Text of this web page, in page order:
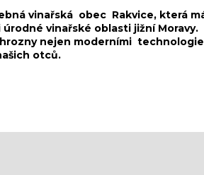
vinařská obec Rakvice, která
vinařské oblasti jižní
nejen moderními
otců.